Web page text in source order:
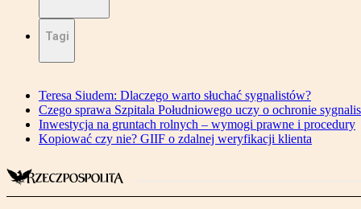
Tagi
Teresa Siudem: Dlaczego warto słuchać sygnalistów?
Czego sprawa Szpitala Południowego uczy o ochronie
Inwestycja na gruntach rolnych – wymogi prawne i procedury
Kopiować czy nie? GIIF o zdalnej weryfikacji klienta